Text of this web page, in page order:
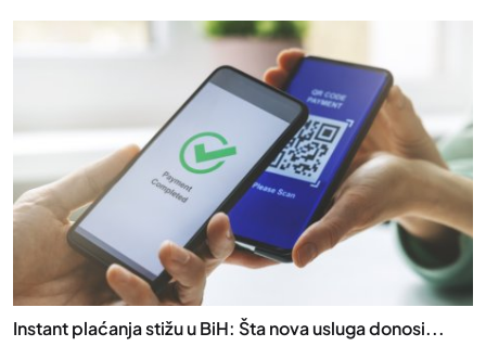
Instant plaćanja stižu u BiH: Šta nova usluga donosi...